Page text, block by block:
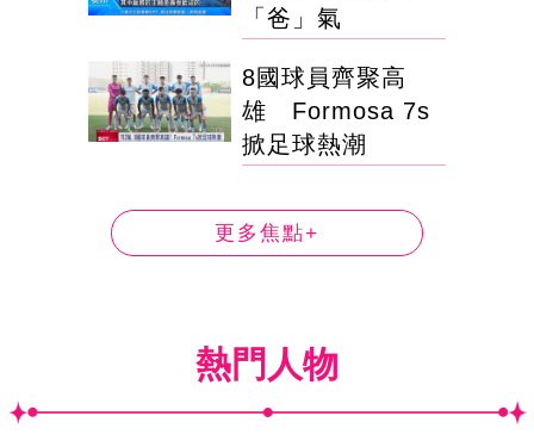
「爸」氣
8國球員齊聚高
雄 Formosa 7s
掀足球熱潮
更多焦點+
熱門人物